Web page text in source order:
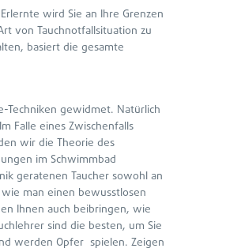
wird Sie an Ihre Grenzen
von Tauchnotfallsituation zu
basiert die gesamte
Techniken gewidmet. Natürlich
Falle eines Zwischenfalls
wir die Theorie des
im Schwimmbad
geratenen Taucher sowohl an
man einen bewusstlosen
Ihnen auch beibringen, wie
sind die besten, um Sie
werden Opfer spielen. Zeigen